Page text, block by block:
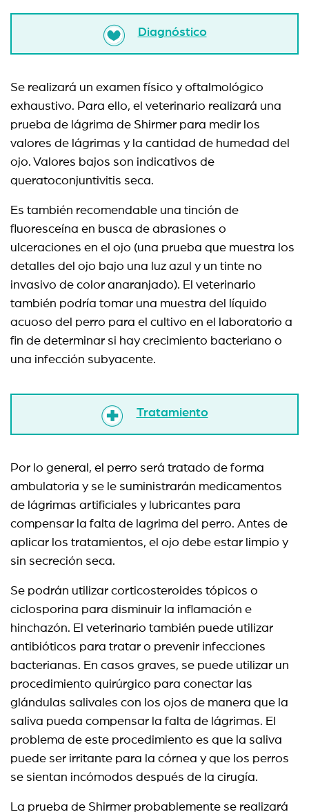
Diagnóstico
Se realizará un examen físico y oftalmológico
exhaustivo. Para ello, el veterinario realizará una
prueba de lágrima de Shirmer para medir los
valores de lágrimas y la cantidad de humedad del
ojo. Valores bajos son indicativos de
queratoconjuntivitis seca.
Es también recomendable una tinción de
fluoresceína en busca de abrasiones o
ulceraciones en el ojo (una prueba que muestra los
detalles del ojo bajo una luz azul y un tinte no
invasivo de color anaranjado). El veterinario
también podría tomar una muestra del líquido
acuoso del perro para el cultivo en el laboratorio a
fin de determinar si hay crecimiento bacteriano o
una infección subyacente.
Tratamiento
Por lo general, el perro será tratado de forma
ambulatoria y se le suministrarán medicamentos
de lágrimas artificiales y lubricantes para
compensar la falta de lagrima del perro. Antes de
aplicar los tratamientos, el ojo debe estar limpio y
sin secreción seca.
Se podrán utilizar corticosteroides tópicos o
ciclosporina para disminuir la inflamación e
hinchazón. El veterinario también puede utilizar
antibióticos para tratar o prevenir infecciones
bacterianas. En casos graves, se puede utilizar un
procedimiento quirúrgico para conectar las
glándulas salivales con los ojos de manera que la
saliva pueda compensar la falta de lágrimas. El
problema de este procedimiento es que la saliva
puede ser irritante para la córnea y que los perros
se sientan incómodos después de la cirugía.
La prueba de Shirmer probablemente se realizará